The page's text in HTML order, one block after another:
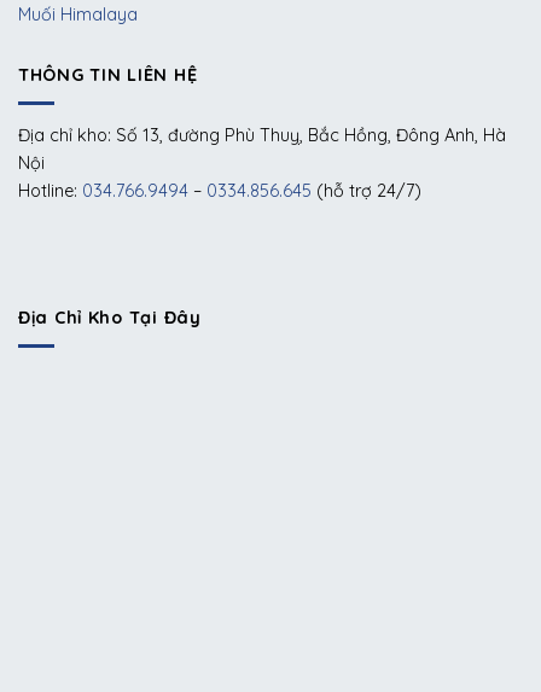
Muối Himalaya
THÔNG TIN LIÊN HỆ
Địa chỉ kho: Số 13, đường Phù Thuỵ, Bắc Hồng, Đông Anh, Hà
Nội
Hotline: 034.766.9494 – 0334.856.645 (hỗ trợ 24/7)
Địa Chỉ Kho Tại Đây